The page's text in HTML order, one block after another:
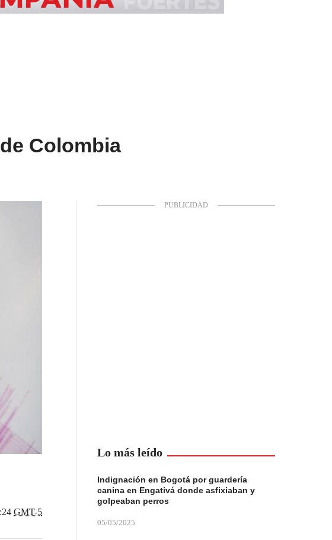
Colombia
GMT-5
Lo más leído
Indignación en Bogotá por guardería
canina en Engativá donde asfixiaban y
golpeaban perros
05/05/2025